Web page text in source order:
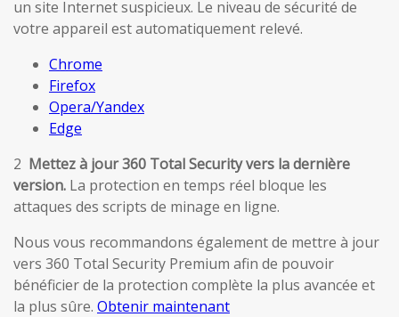
un site Internet suspicieux. Le niveau de sécurité de
votre appareil est automatiquement relevé.
Chrome
Firefox
Opera/Yandex
Edge
2 Mettez à jour 360 Total Security vers la dernière
version. La protection en temps réel bloque les
attaques des scripts de minage en ligne.
Nous vous recommandons également de mettre à jour
vers 360 Total Security Premium afin de pouvoir
bénéficier de la protection complète la plus avancée et
la plus sûre. Obtenir maintenant